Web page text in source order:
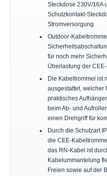
Steckdose 230V/16A
Schutzkontakt-
Stromversorgung
Outdoor-
für noch mehr
Überlastung der
Die Kabeltrommel ist
ausgestattet, welcher
praktisches
beim Ab- und
einen Drehgriff für
Durch die Schutzart
die CEE-
das RN-Kabel ist
Kabelummantelung
Freien sowie auf der